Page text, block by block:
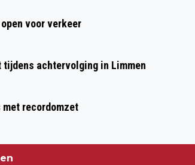
VANDAAG EEN PIZZERIA NU
voor verkeer
tijdens achtervolging in Limmen
recordomzet